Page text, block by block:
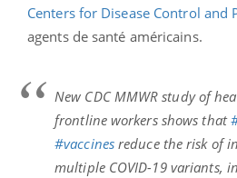
Centers for Disease Control and
agents de santé américains.
New CDC MMWR study of
frontline workers shows that
#vaccinesreduce the risk of
multiple COVID-19 variants,